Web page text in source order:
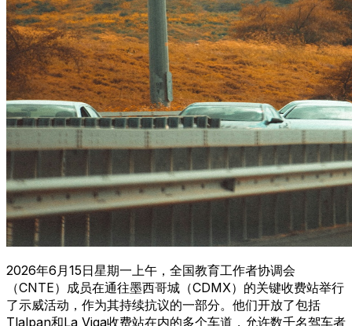
2026年6月15日星期一上午，全国教育工作者协调会
（CNTE）成员在通往墨西哥城（CDMX）的关键收费站举行
了示威活动，作为其持续抗议的一部分。他们开放了包括
Tlalpan和La Viga收费站在内的多个车道，允许数千名驾车者